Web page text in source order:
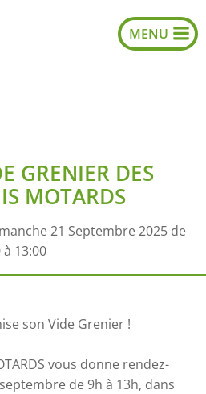
GRENIER DES
MOTARDS
21 Septembre 2025 de
à 13:00
son Vide Grenier !
vous donne rendez-
de 9h à 13h, dans